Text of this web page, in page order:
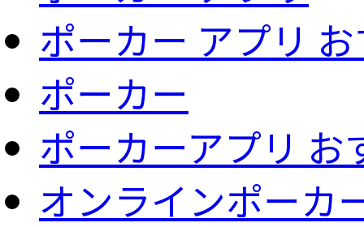
ポーカー アプリ
ポーカー
ポーカーアプリ お
オンラインポーカ